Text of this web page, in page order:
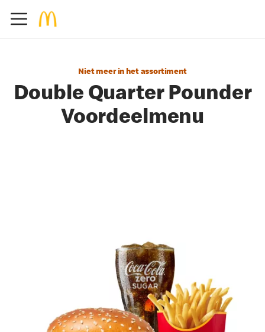
Niet meer in het assortiment
Double Quarter Pounder
Voordeelmenu